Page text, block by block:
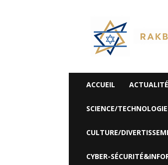
Rak
Be
Israel-
Alyaexpress-
News
ACCUEIL
SCIENCE/TECHNOLOGIE
CULTURE/
CYBER-